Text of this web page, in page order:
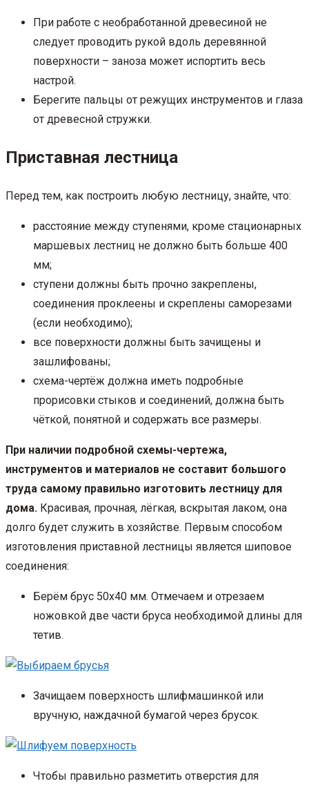
При работе с необработанной древесиной не
следует проводить рукой вдоль деревянной
поверхности – заноза может испортить весь
настрой.
Берегите пальцы от режущих инструментов и глаза
от древесной стружки.
Приставная лестница
Перед тем, как построить любую лестницу, знайте, что:
расстояние между ступенями, кроме стационарных
маршевых лестниц не должно быть больше 400
мм;
ступени должны быть прочно закреплены,
соединения проклеены и скреплены саморезами
(если необходимо);
все поверхности должны быть зачищены и
зашлифованы;
схема-чертёж должна иметь подробные
прорисовки стыков и соединений, должна быть
чёткой, понятной и содержать все размеры.
При наличии подробной схемы-чертежа,
инструментов и материалов не составит большого
труда самому правильно изготовить лестницу для
дома. Красивая, прочная, лёгкая, вскрытая лаком, она
долго будет служить в хозяйстве. Первым способом
изготовления приставной лестницы является шиповое
соединения:
Берём брус 50х40 мм. Отмечаем и отрезаем
ножовкой две части бруса необходимой длины для
тетив.
Зачищаем поверхность шлифмашинкой или
вручную, наждачной бумагой через брусок.
Чтобы правильно разметить отверстия для